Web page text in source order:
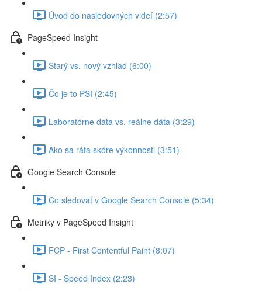
Úvod do nasledovných videí (2:57)
PageSpeed Insight
Starý vs. nový vzhľad (6:00)
Čo je to PSI (2:45)
Laboratórne dáta vs. reálne dáta (3:29)
Ako sa ráta skóre výkonnosti (3:51)
Google Search Console
Čo sledovať v Google Search Console (5:34)
Metriky v PageSpeed Insight
FCP - First Contentful Paint (8:07)
SI - Speed Index (2:23)